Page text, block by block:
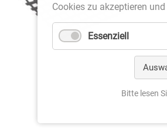
Cookies zu akzeptieren
Essenziell
Bitte lesen